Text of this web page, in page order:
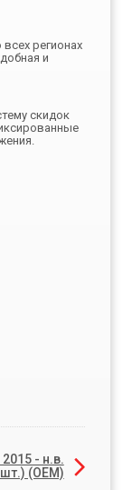
регионах
и
скидок
- н.в.
(OEM)